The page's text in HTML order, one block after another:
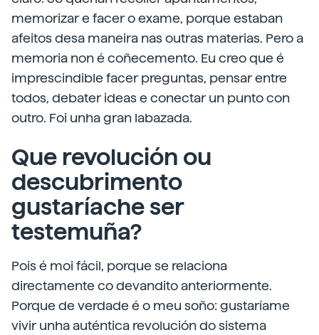
memorizar e facer o exame, porque estaban
afeitos desa maneira nas outras materias. Pero a
memoria non é coñecemento. Eu creo que é
imprescindible facer preguntas, pensar entre
todos, debater ideas e conectar un punto con
outro. Foi unha gran labazada.
Que revolución ou
descubrimento
gustaríache ser
testemuña?
Pois é moi fácil, porque se relaciona
directamente co devandito anteriormente.
Porque de verdade é o meu soño: gustaríame
vivir unha auténtica revolución do sistema